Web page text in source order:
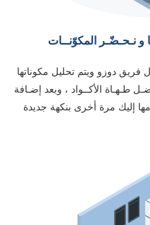
نـحـضّـر المكوّنــات
دوزو ويتم تحليل مكوناتها
طـهـاة الأكــواد ، وبعد إضـافة
إليك مرة أخرى بنكهة جديدة